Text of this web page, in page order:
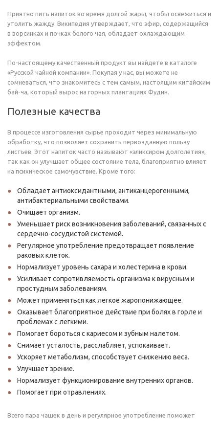
Приятно пить напиток во время долгой жары, чтобы освежиться и
утолить жажду. Википедия утверждает, что эфир, содержащийся
в ворсинках и почках белого чая, обладает охлаждающим
эффектом.
По-настоящему качественный продукт вы найдете в каталоге
«Русской чайной компании». Покупая у нас, вы можете не
сомневаться, что знакомитесь с тем самым, настоящим китайским
бай-ча, который вырос на горных плантациях Фудин.
Полезные качества
В процессе изготовления сырье проходит через минимальную
обработку, что позволяет сохранить первозданную пользу
листьев. Этот напиток часто называют «эликсиром долголетия»,
так как он улучшает общее состояние тела, благоприятно влияет
на психическое самочувствие. Кроме того:
Обладает антиоксидантными, антиканцерогенными,
антибактериальными свойствами.
Очищает организм.
Уменьшает риск возникновения заболеваний, связанных с
сердечно-сосудистой системой.
Регулярное употребление предотвращает появление
раковых клеток.
Нормализует уровень сахара и холестерина в крови.
Усиливает сопротивляемость организма к вирусным и
простудным заболеваниям.
Может применяться как легкое жаропонижающее.
Оказывает благоприятное действие при болях в горле и
проблемах с легкими.
Помогает бороться с кариесом и зубным налетом.
Снимает усталость, расслабляет, успокаивает.
Ускоряет метаболизм, способствует снижению веса.
Улучшает зрение.
Нормализует функционирование внутренних органов.
Помогает при отравлениях.
Всего пара чашек в день и регулярное употребление поможет